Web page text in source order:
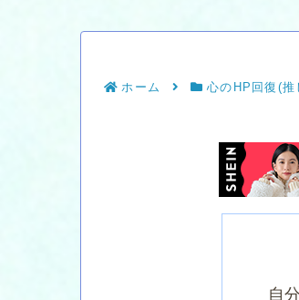
ホーム 心のHP回復(推
自